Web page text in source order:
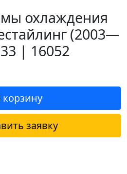
охлаждения
(2003—
| 16052
корзину
заявку